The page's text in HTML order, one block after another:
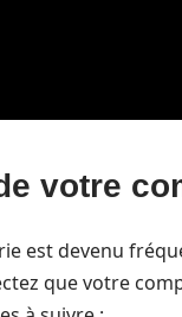
votre
est devenu
que votre